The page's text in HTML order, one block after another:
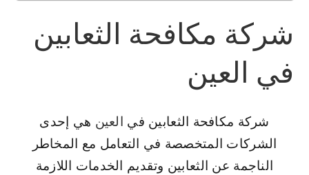
شركة مكافحة الثعابين
في العين
شركة مكافحة الثعابين في العين هي إحدى
الشركات المتخصصة في التعامل مع المخاطر
الناجمة عن الثعابين وتقديم الخدمات اللازمة